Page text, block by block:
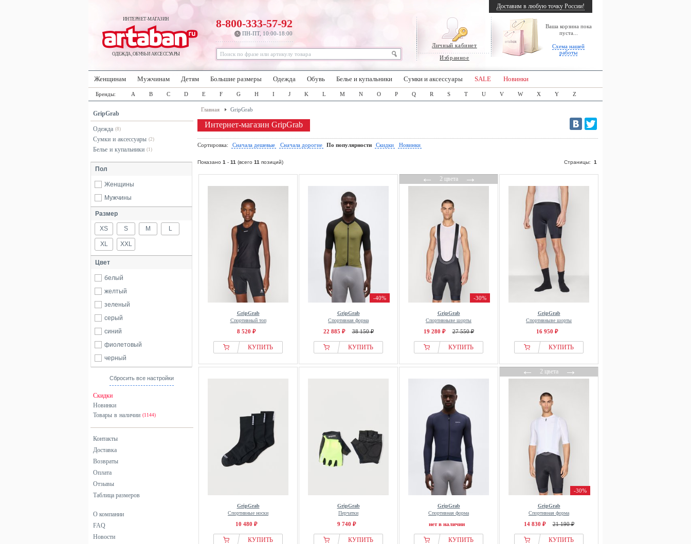
ИНТЕРНЕТ-МАГАЗИН
ОДЕЖДА, ОБУВЬ И АКСЕССУАРЫ
Личный кабинет
Избранное
Ваша корзина пока
пуста...
Схема нашей
работы
8-800-333-57-92
ПН-ПТ, 10:00-18:00
Доставим в любую точку России!
Женщинам Мужчинам Детям Большие размеры Одежда Обувь Белье и купальники Сумки и аксессуары SALE Новинки
Бренды: A B C D E F G H I J K L M N O P Q R S T U V W X Y Z
GripGrab
Одежда (8)
Сумки и аксессуары (2)
Белье и купальники (1)
Пол
Женщины
Мужчины
Размер
XS S M L
XL XXL
Цвет
белый
желтый
зеленый
серый
синий
фиолетовый
черный
Сбросить все настройки
Скидки
Новинки
Товары в наличии (1144)
Контакты
Доставка
Возвраты
Оплата
Отзывы
Таблица размеров
О компании
FAQ
Новости
Главная GripGrab
Интернет-магазин GripGrab
Сортировка: Сначала дешевые Сначала дорогие По популярности Скидки Новинки
Показано 1 - 11 (всего 11 позиций) Страницы: 1
GripGrab
Спортивный топ
8 520 ₽
КУПИТЬ
-40%
GripGrab
Спортивная форма
22 885 ₽ 38 150 ₽
КУПИТЬ
←2 цвета→
-30%
GripGrab
Спортивныве шорты
19 280 ₽ 27 550 ₽
КУПИТЬ
GripGrab
Спортивныве шорты
16 950 ₽
КУПИТЬ
GripGrab
Спортивные носки
10 480 ₽
КУПИТЬ
GripGrab
Перчатки
9 740 ₽
КУПИТЬ
GripGrab
Спортивная форма
нет в наличии
КУПИТЬ
←2 цвета→
-30%
GripGrab
Спортивная форма
14 830 ₽ 21 190 ₽
КУПИТЬ